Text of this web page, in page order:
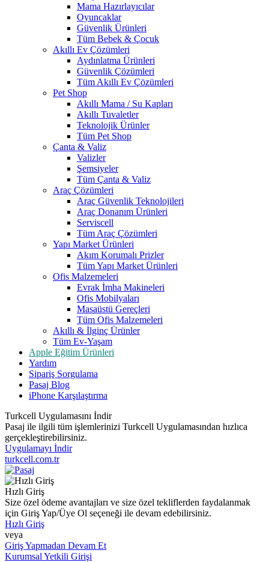
Mama Hazırlayıcılar
Oyuncaklar
Güvenlik Ürünleri
Tüm Bebek & Çocuk
Akıllı Ev Çözümleri
Aydınlatma Ürünleri
Güvenlik Çözümleri
Tüm Akıllı Ev Çözümleri
Pet Shop
Akıllı Mama / Su Kapları
Akıllı Tuvaletler
Teknolojik Ürünler
Tüm Pet Shop
Çanta & Valiz
Valizler
Şemsiyeler
Tüm Çanta & Valiz
Araç Çözümleri
Araç Güvenlik Teknolojileri
Araç Donanım Ürünleri
Serviscell
Tüm Araç Çözümleri
Yapı Market Ürünleri
Akım Korumalı Prizler
Tüm Yapı Market Ürünleri
Ofis Malzemeleri
Evrak İmha Makineleri
Ofis Mobilyaları
Masaüstü Gereçleri
Tüm Ofis Malzemeleri
Akıllı & İlginç Ürünler
Tüm Ev-Yaşam
Apple Eğitim Ürünleri
Yardım
Sipariş Sorgulama
Pasaj Blog
iPhone Karşılaştırma
Turkcell Uygulamasını İndir
Pasaj ile ilgili tüm işlemlerinizi Turkcell Uygulamasından hızlıca
gerçekleştirebilirsiniz.
Uygulamayı İndir
turkcell.com.tr
Hızlı Giriş
Size özel ödeme avantajları ve size özel tekliflerden faydalanmak
için Giriş Yap/Üye Ol seçeneği ile devam edebilirsiniz.
Hızlı Giriş
veya
Giriş Yapmadan Devam Et
Kurumsal Yetkili Girişi